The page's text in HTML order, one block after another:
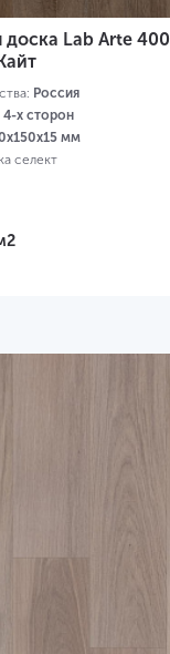
Lab Arte
Россия
4-х сторон
мм
селект